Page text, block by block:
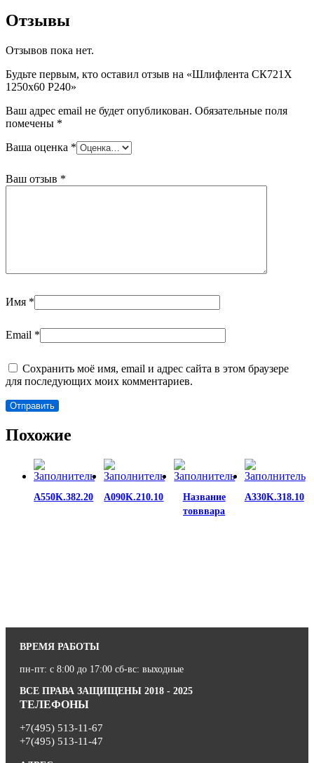
Отзывы
Отзывов пока нет.
Будьте первым, кто оставил отзыв на «Шлифлента СК721Х
1250х60 P240»
Ваш адрес email не будет опубликован. Обязательные поля
помечены *
Ваша оценка *
Ваш отзыв *
Имя *
Email *
Сохранить моё имя, email и адрес сайта в этом браузере
для последующих моих комментариев.
Похожие
A550K.382.20 A090K.210.10
Название
товввара
A330K.318.10
ВРЕМЯ РАБОТЫ
пн-пт: с 8:00 до 17:00 сб-вс: выходные
ВСЕ ПРАВА ЗАЩИЩЕНЫ 2018 - 2025
ТЕЛЕФОНЫ
+7(495) 513-11-67
+7(495) 513-11-47